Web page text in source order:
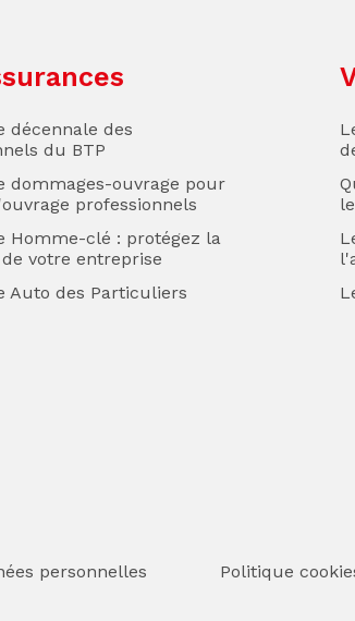
décennale des
du BTP
dommages-ouvrage pour
professionnels
Homme-clé : protégez la
votre entreprise
Auto des Particuliers
personnelles Politique